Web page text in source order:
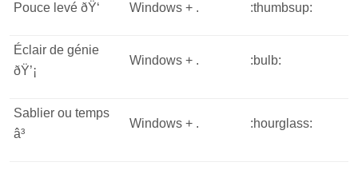
Pouce levé ðŸ‘ Windows + . :thumbsup:
Éclair de génie
ðŸ’¡
Windows + . :bulb:
Sablier ou temps
â³
Windows + . :hourglass: